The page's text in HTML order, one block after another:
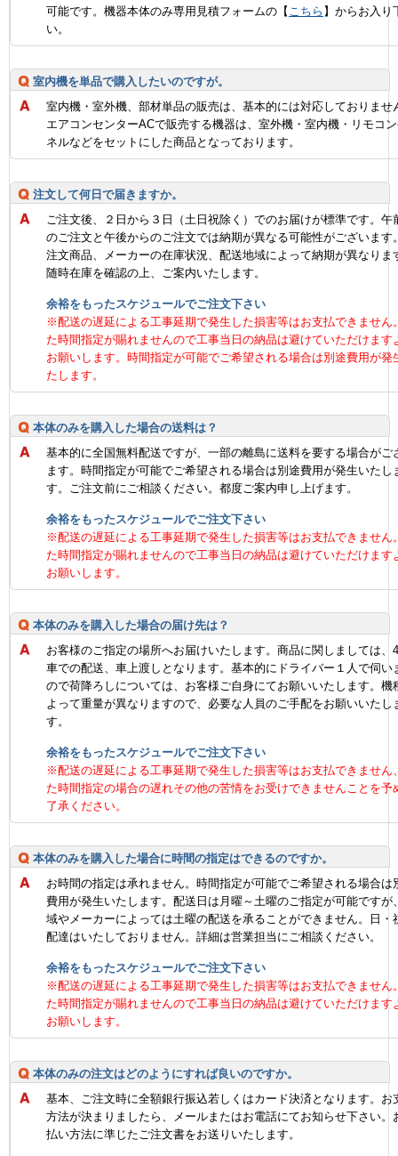
可能です。機器本体のみ専用見積フォームの【 こちら 】からお入り
い。
室内機を単品で購入したいのですが。
室内機・室外機、部材単品の販売は、基本的には対応しておりませ
エアコンセンターACで販売する機器は、室外機・室内機・リモコ
ネルなどをセットにした商品となっております。
注文して何日で届きますか。
ご注文後、２日から３日（土日祝除く）でのお届けが標準です。午
のご注文と午後からのご注文では納期が異なる可能性がございます
注文商品、メーカーの在庫状況、配送地域によって納期が異なりま
随時在庫を確認の上、ご案内いたします。
余裕をもったスケジュールでご注文下さい
※配送の遅延による工事延期で発生した損害等はお支払できません
た時間指定が賜れませんので工事当日の納品は避けていただけます
お願いします。時間指定が可能でご希望される場合は別途費用が発
たします。
本体のみを購入した場合の送料は？
基本的に全国無料配送ですが、一部の離島に送料を要する場合がご
ます。時間指定が可能でご希望される場合は別途費用が発生いたし
す。ご注文前にご相談ください。都度ご案内申し上げます。
余裕をもったスケジュールでご注文下さい
※配送の遅延による工事延期で発生した損害等はお支払できません
た時間指定が賜れませんので工事当日の納品は避けていただけます
お願いします。
本体のみを購入した場合の届け先は？
お客様のご指定の場所へお届けいたします。商品に関しましては、
車での配送、車上渡しとなります。基本的にドライバー１人で伺い
ので荷降ろしについては、お客様ご自身にてお願いいたします。機
よって重量が異なりますので、必要な人員のご手配をお願いいたし
す。
余裕をもったスケジュールでご注文下さい
※配送の遅延による工事延期で発生した損害等はお支払できません
た時間指定の場合の遅れその他の苦情をお受けできませんことを予
了承ください。
本体のみを購入した場合に時間の指定はできるのですか。
お時間の指定は承れません。時間指定が可能でご希望される場合は
費用が発生いたします。配送日は月曜～土曜のご指定が可能ですが
域やメーカーによっては土曜の配送を承ることができません。日・
配達はいたしておりません。詳細は営業担当にご相談ください。
余裕をもったスケジュールでご注文下さい
※配送の遅延による工事延期で発生した損害等はお支払できません
た時間指定が賜れませんので工事当日の納品は避けていただけます
お願いします。
本体のみの注文はどのようにすれば良いのですか。
基本、ご注文時に全額銀行振込若しくはカード決済となります。お
方法が決まりましたら、メールまたはお電話にてお知らせ下さい。
払い方法に準じたご注文書をお送りいたします。